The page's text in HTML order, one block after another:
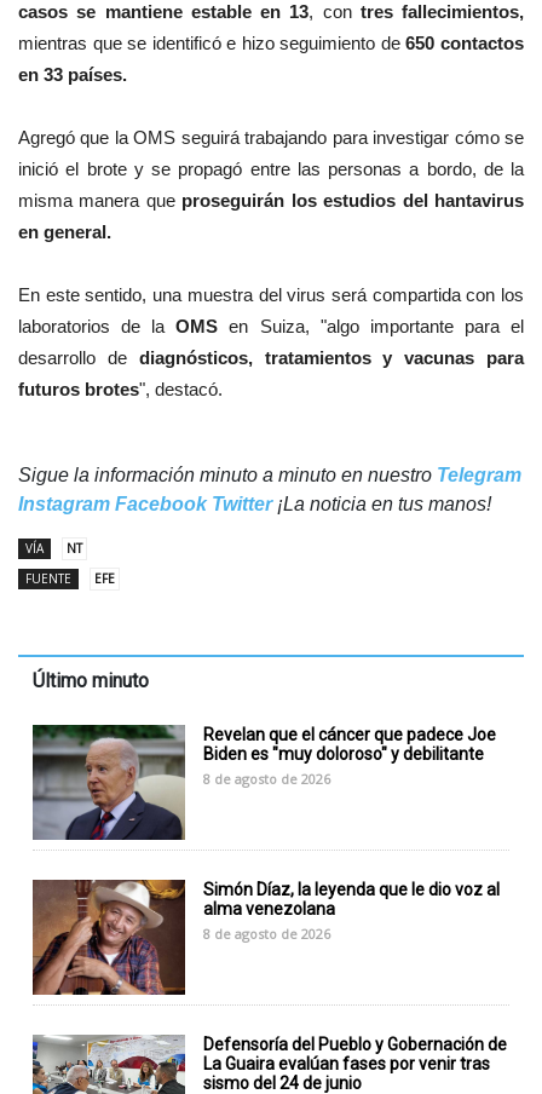
casos se mantiene estable en 13, contres fallecimientos,
mientras que se identificó e hizo seguimiento de650 contactos
en 33 países.
Agregó que la OMS seguirá trabajando para investigar cómo se
inició el brote y se propagó entre las personas a bordo, de la
misma manera que proseguirán los estudios del hantavirus
en general.
En este sentido, una muestra del virus será compartida con los
laboratorios de laOMS en Suiza, "algo importante para el
desarrollo de diagnósticos, tratamientos y vacunas para
futuros brotes", destacó.
Sigue la información minuto a minuto en nuestro Telegram
Instagram Facebook Twitter¡La noticia en tus manos!
VÍA
NT
FUENTE
EFE
Último minuto
Revelan que el cáncer que padece Joe
Biden es "muy doloroso" y debilitante
8 de agosto de 2026
Simón Díaz, la leyenda que le dio voz al
alma venezolana
8 de agosto de 2026
Defensoría del Pueblo y Gobernación de
La Guaira evalúan fases por venir tras
sismo del 24 de junio